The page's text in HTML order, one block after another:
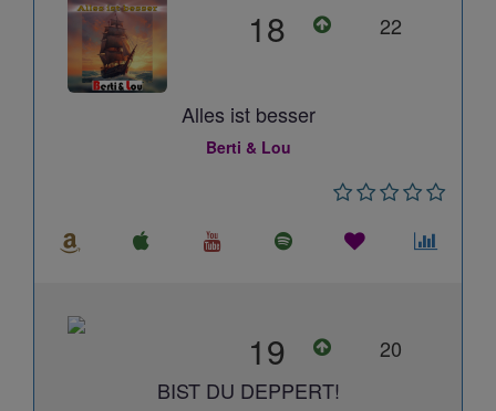
18 22
Alles ist besser
Berti & Lou
19
20
BIST DU DEPPERT!